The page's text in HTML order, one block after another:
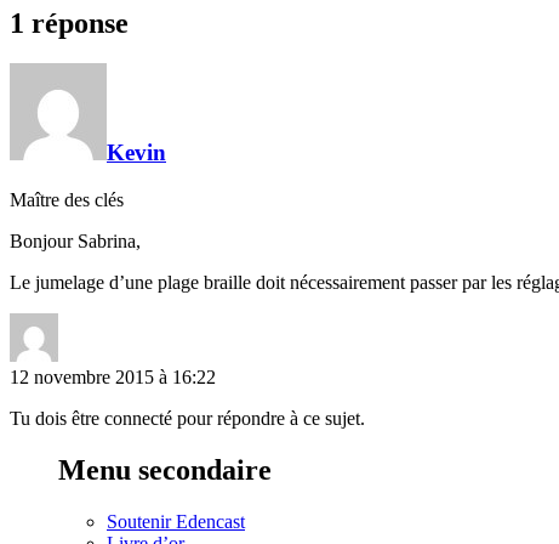
1 réponse
Kevin
Maître des clés
Bonjour Sabrina,
Le jumelage d’une plage braille doit nécessairement passer par les
12 novembre 2015 à 16:22
Tu dois être connecté pour répondre à ce sujet.
Menu secondaire
Soutenir Edencast